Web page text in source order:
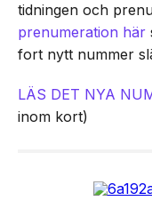
tidningen och
prenumeration här
fort nytt nummer
LÄS DET NYA
inom kort)